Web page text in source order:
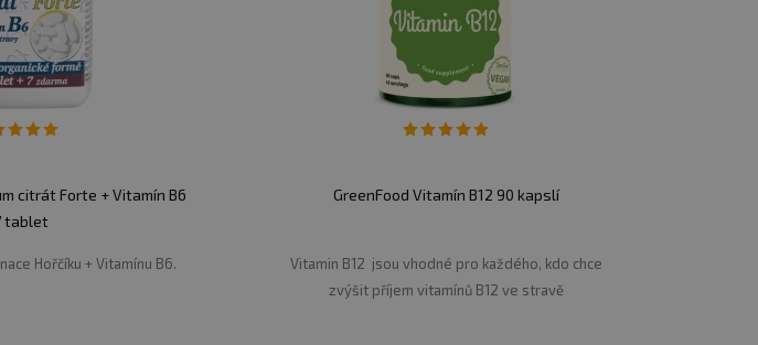
citrát Forte + Vitamín B6
tablet
Hořčíku + Vitamínu B6.
GreenFood Vitamín B12 90 kapslí
Vitamin B12 jsou vhodné pro každého, kdo chce
zvýšit příjem vitamínů B12 ve stravě